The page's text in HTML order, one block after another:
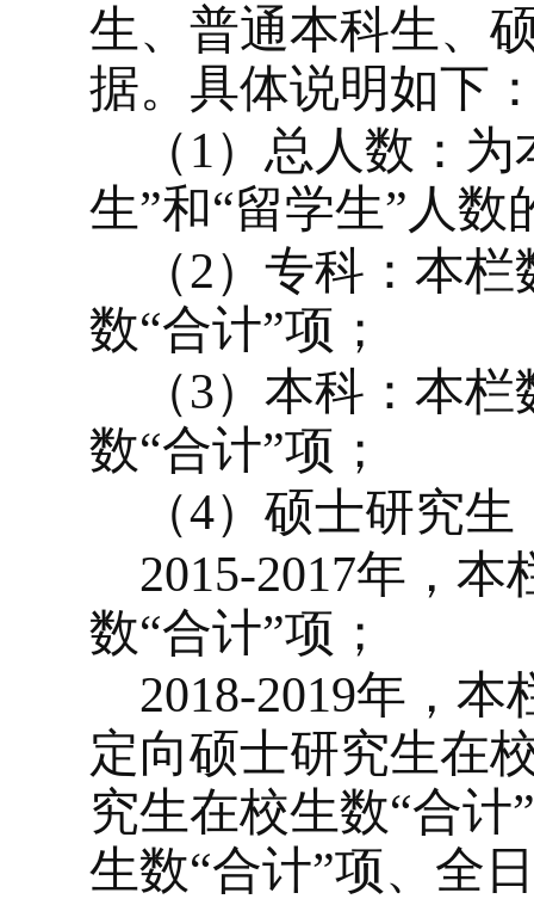
生、普通本科生、
据。具体说明如下
（1）总人数：为
生”和“留学生”人数
（2）专科：本
数“合计”项；
（3）本科：本
数“合计”项；
（4）硕士研究生
2015-2017年，本
数“合计”项；
2018-2019年，本
定向硕士研究生在
究生在校生数“合
生数“合计”项、全